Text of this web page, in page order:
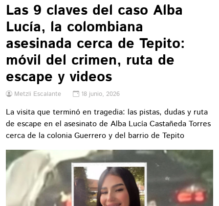
Las 9 claves del caso Alba
Lucía, la colombiana
asesinada cerca de Tepito:
móvil del crimen, ruta de
escape y videos
Metzli Escalante 18 junio, 2026
La visita que terminó en tragedia: las pistas, dudas y ruta
de escape en el asesinato de Alba Lucía Castañeda Torres
cerca de la colonia Guerrero y del barrio de Tepito